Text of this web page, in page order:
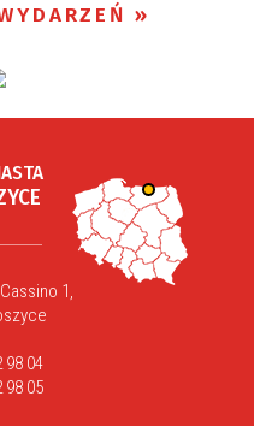
1,
98 04
98 05